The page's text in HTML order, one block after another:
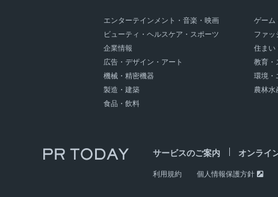
エンターテインメント・音楽・映画 ゲーム
ビューティ・ヘルスケア・スポーツ
ファッ
企業情報
住まい
広告・デザイン・アート
教育・
機械・精密機器
環境・
製造・建築
農林水
食品・飲料
サービスのご案内 オンライ
利用規約 個人情報保護方針